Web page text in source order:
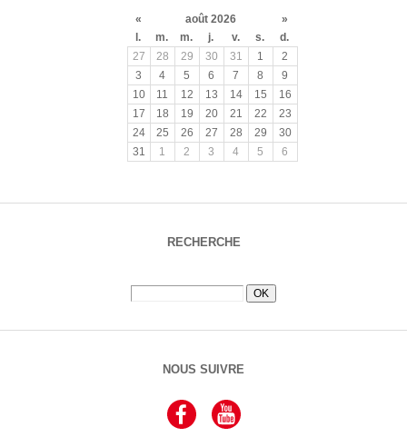
« août 2026
»
l.
m. m. j. v. s.
d.
27
28 29 30 31 1
2
3
4 5 6 7 8
9
10
11 12 13 14 15
16
17
18 19 20 21 22
23
24
25 26 27 28 29
30
31
1 2 3 4 5 6
RECHERCHE
NOUS SUIVRE